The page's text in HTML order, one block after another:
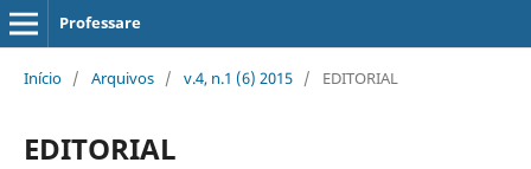
Professare
Início / Arquivos / v.4, n.1 (6) 2015 / EDITORIAL
EDITORIAL